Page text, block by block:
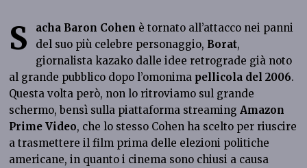
S acha Baron Cohen è tornato all’attacco nei panni
del suo più celebre personaggio, Borat,
giornalista kazako dalle idee retrograde già noto
al grande pubblico dopo l’omonima pellicola del 2006.
Questa volta però, non lo ritroviamo sul grande
schermo, bensì sulla piattaforma streaming Amazon
Prime Video, che lo stesso Cohen ha scelto per riuscire
a trasmettere il film prima delle elezioni politiche
americane, in quanto i cinema sono chiusi a causa